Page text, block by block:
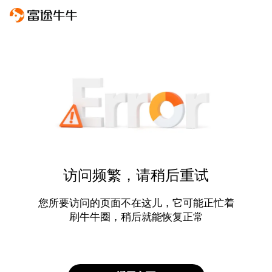
访问频繁，请稍后重试
您所要访问的页面不在这儿，它可能正忙着
刷牛牛圈，稍后就能恢复正常